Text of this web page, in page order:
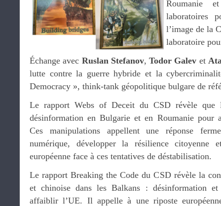
Roumanie
laboratoires
l’image de la
laboratoire
Échange avec Ruslan Stefanov, Todor Galev et
lutte contre la guerre hybride et la
Democracy », think-tank géopolitique bulgare de
Le rapport Webs of Deceit du CSD révèle que
désinformation en Bulgarie et en Roumanie pour
Ces manipulations appellent une réponse
numérique, développer la résilience citoyenne
européenne face à ces tentatives de déstabilisation.
Le rapport Breaking the Code du CSD révèle la
et chinoise dans les Balkans : désinformation et
affaiblir l’UE. Il appelle à une riposte